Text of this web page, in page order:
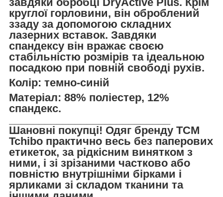
круглої горловини, він оброблений
ззаду за допомогою складних
лазерних вставок. Завдяки
спандексу він вражає своєю
стабільністю розмірів та ідеальною
посадкою при повній свободі рухів.
Колір: темно-синій
Матеріал: 88% поліестер, 12%
спандекс.
Шановні покупці! Одяг бренду TCM
Tchibo практично весь без паперових
етикеток, за рідкісним винятком з
ними, і зі зрізаними частково або
повністю внутрішніми бірками і
ярликами зі складом тканини та